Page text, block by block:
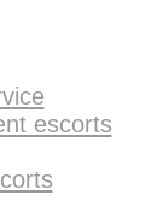
escorts